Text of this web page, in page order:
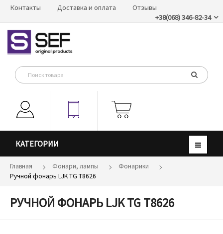
Контакты Доставка и оплата
Отзывы
+38(068) 346-82-34
КАТЕГОРИИ
Главная Фонари, лампы
Фонарики
Ручной фонарь LJK TG T8626
РУЧНОЙ ФОНАРЬ LJK TG T8626